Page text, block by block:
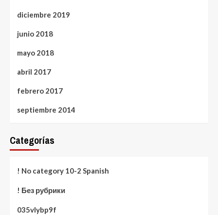
diciembre 2019
junio 2018
mayo 2018
abril 2017
febrero 2017
septiembre 2014
Categorías
! No category 10-2 Spanish
! Без рубрики
035vlybp9f